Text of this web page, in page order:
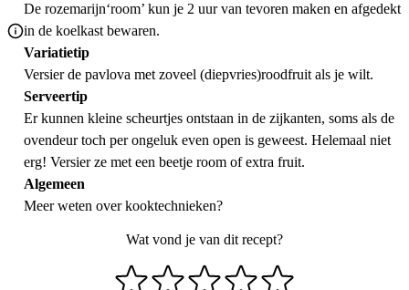
De rozemarijn‘room’ kun je 2 uur van tevoren maken en afgedekt
in de koelkast bewaren.
Variatietip
Versier de pavlova met zoveel (diepvries)roodfruit als je wilt.
Serveertip
Er kunnen kleine scheurtjes ontstaan in de zijkanten, soms als de
ovendeur toch per ongeluk even open is geweest. Helemaal niet
erg! Versier ze met een beetje room of extra fruit.
Algemeen
Meer weten overkooktechnieken?
Wat vond je van dit recept?